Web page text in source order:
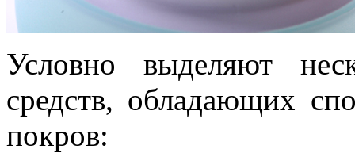
Условно выделяют
средств, обладающих
покров: